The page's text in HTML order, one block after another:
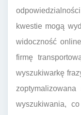
kwestie mogą
widoczność
firmę
wyszukiwarkę
wyszukiwania,